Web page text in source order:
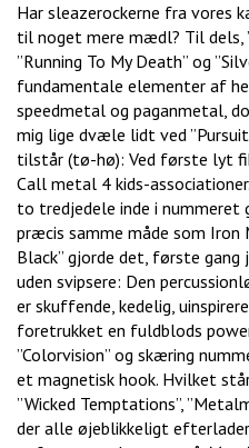
Har sleazerockerne fra vores
til noget mere mædl? Til dels,
”Running To My Death” og
fundamentale elementer af
speedmetal og paganmetal,
mig lige dvæle lidt ved ”Pursuit
tilstår (tø-hø): Ved første lyt
Call metal 4 kids-
to tredjedele inde i nummeret
præcis samme måde som Iron
Black” gjorde det, første gang
uden svipsere: Den
er skuffende, kedelig,
foretrukket en fuldblods
”Colorvision” og skæring
et magnetisk hook. Hvilket
”Wicked Temptations”,
der alle øjeblikkeligt